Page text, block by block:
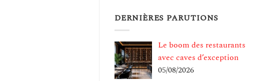
DERNIÈRES PARUTIONS
Le boom des restaurants
avec caves d’exception
05/08/2026